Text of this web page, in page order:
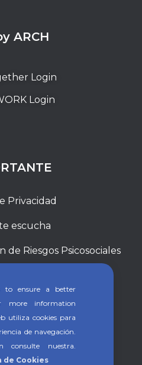
ARCH
Login
Login
Privacidad
escucha
Riesgos Psicosociales
to ensure a better
more information
utiliza cookies para
de navegación.
consulte nuestra.
de Cookies